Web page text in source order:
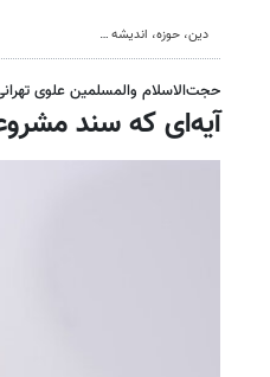
دين، حوزه، انديشه
حجت‌الاسلام والمسلمین علوی
آیه‌ای که سند